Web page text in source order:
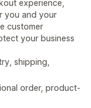
experience,
you and your
customer
your business
shipping,
order, product-